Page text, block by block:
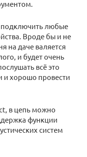
любые
Вроде бы и не
на даче валяется
и будет очень
всё это
и хорошо провести
в цепь можно
функции
систем